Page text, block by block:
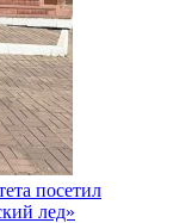
посетил
лед»